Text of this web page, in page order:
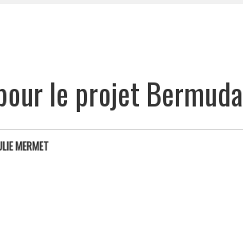
le projet Bermuda
MERMET